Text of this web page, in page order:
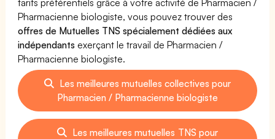
Pharmacienne biologiste, vous pouvez trouver des
offres de Mutuelles TNS spécialement dédiées aux
indépendants exerçant le travail de Pharmacien /
Pharmacienne biologiste.
Les meilleures mutuelles collectives pour
Pharmacien / Pharmacienne biologiste
Les meilleures mutuelles TNS pour